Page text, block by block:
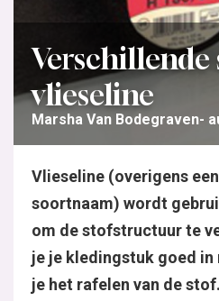
Verschillende
vlieseline
Marsha Van Bodegraven
Vlieseline (overigens
soortnaam) wordt
om de stofstructuur te
je je kledingstuk goed
je het rafelen van de stof.